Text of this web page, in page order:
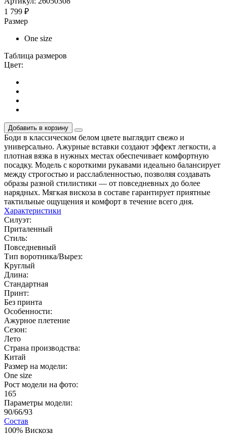
1 799 ₽
Размер
One size
Таблица размеров
Цвет:
Добавить в корзину
Боди в классическом белом цвете выглядит свежо и
универсально. Ажурные вставки создают эффект легкости, а
плотная вязка в нужных местах обеспечивает комфортную
посадку. Модель с короткими рукавами идеально балансирует
между строгостью и расслабленностью, позволяя создавать
образы разной стилистики — от повседневных до более
нарядных. Мягкая вискоза в составе гарантирует приятные
тактильные ощущения и комфорт в течение всего дня.
Характеристики
Силуэт:
Приталенный
Стиль:
Повседневный
Тип воротника/Вырез:
Круглый
Длина:
Стандартная
Принт:
Без принта
Особенности:
Ажурное плетение
Сезон:
Лето
Страна производства:
Китай
Размер на модели:
One size
Рост модели на фото:
165
Параметры модели:
90/66/93
Состав
100% Вискоза